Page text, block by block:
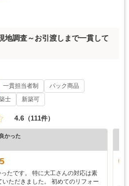
地調査～お引渡しまで一貫して
一貫担当者制
パック商品
士 新築可
4.6 （111件）
かった
5
たです。 特に大工さんの対応は素
ただきました。 初めてのリフォー